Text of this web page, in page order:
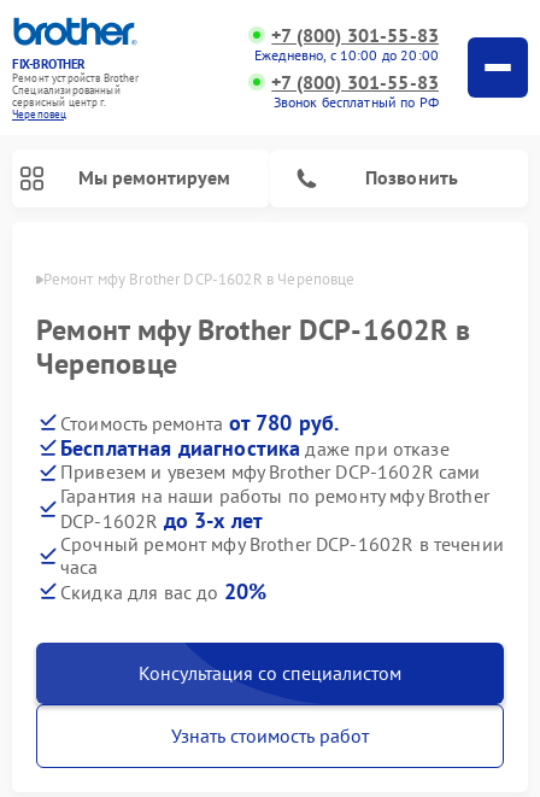
FIX-BROTHER
Ремонт устройств Brother
Специализированный
cервисный центр г.
Череповец
+7 (800) 301-55-83
Ежедневно, с 10:00 до 20:00
+7 (800) 301-55-83
Звонок бесплатный по РФ
Мы ремонтируем Позвонить
Ремонт мфу Brother DCP-1602R в Череповце
Ремонт мфу Brother DCP-1602R в
Череповце
Стоимость ремонта от 780 руб.
Бесплатная диагностика даже при отказе
Привезем и увезем мфу Brother DCP-1602R сами
Гарантия на наши работы по ремонту мфу Brother
DCP-1602R до 3-х лет
Срочный ремонт мфу Brother DCP-1602R в течении
часа
Скидка для вас до 20%
Консультация со специалистом
Узнать стоимость работ